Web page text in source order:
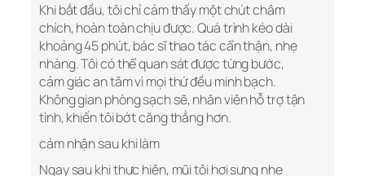
Khi bắt đầu, tôi chỉ cảm thấy một chút châm
chích, hoàn toàn chịu được. Quá trình kéo dài
khoảng 45 phút, bác sĩ thao tác cẩn thận, nhẹ
nhàng. Tôi có thể quan sát được từng bước,
cảm giác an tâm vì mọi thứ đều minh bạch.
Không gian phòng sạch sẽ, nhân viên hỗ trợ tận
tình, khiến tôi bớt căng thẳng hơn.
cảm nhận sau khi làm
Ngay sau khi thực hiện, mũi tôi hơi sưng nhẹ